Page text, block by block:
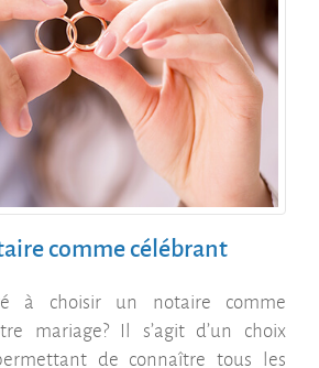
comme célébrant
à choisir un notaire comme
mariage? Il s’agit d’un choix
de connaître tous les